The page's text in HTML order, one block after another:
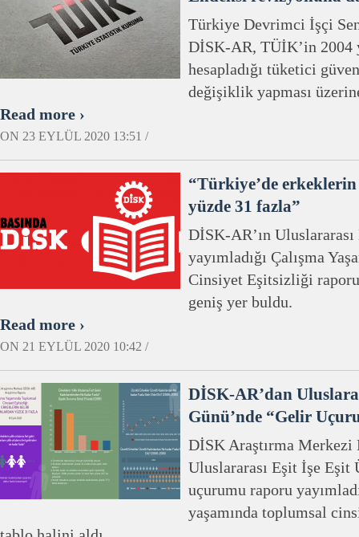
Türkiye Devrimci İşçi
DİSK-AR, TÜİK’in 2004
hesapladığı tüketici
değişiklik yapması
Read more ›
ON 23 EYLÜL 2020 13:51 /
“Türkiye’de
yüzde 31 fazla”
DİSK-AR’ın
yayımladığı Çalışma
Cinsiyet Eşitsizliği raporu
geniş yer buldu.
Read more ›
ON 21 EYLÜL 2020 10:42 /
DİSK-AR’dan
Günü’nde “Gelir
DİSK Araştırma
Uluslararası Eşit İşe Eşit
uçurumu raporu
yaşamında toplumsal